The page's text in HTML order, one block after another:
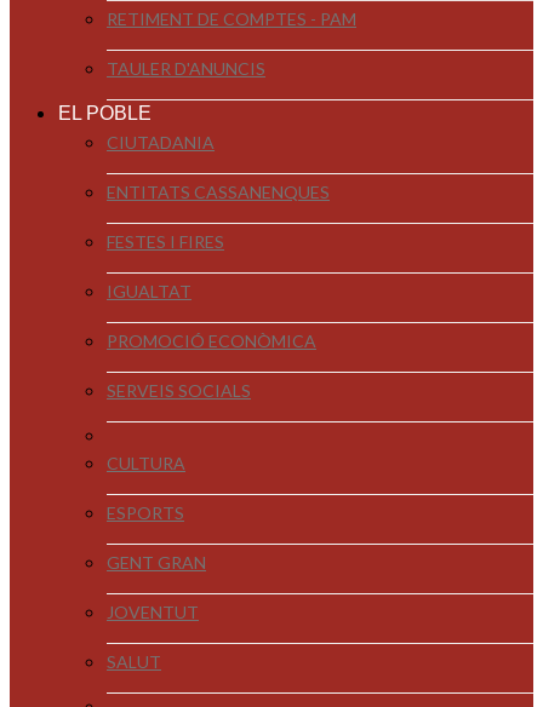
RETIMENT DE COMPTES - PAM
TAULER D'ANUNCIS
EL POBLE
CIUTADANIA
ENTITATS CASSANENQUES
FESTES I FIRES
IGUALTAT
PROMOCIÓ ECONÒMICA
SERVEIS SOCIALS
CULTURA
ESPORTS
GENT GRAN
JOVENTUT
SALUT